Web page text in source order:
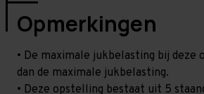
Opmerkingen
• De maximale jukbelasting bij
dan de maximale jukbelasting.
• Deze opstelling bestaat uit 5